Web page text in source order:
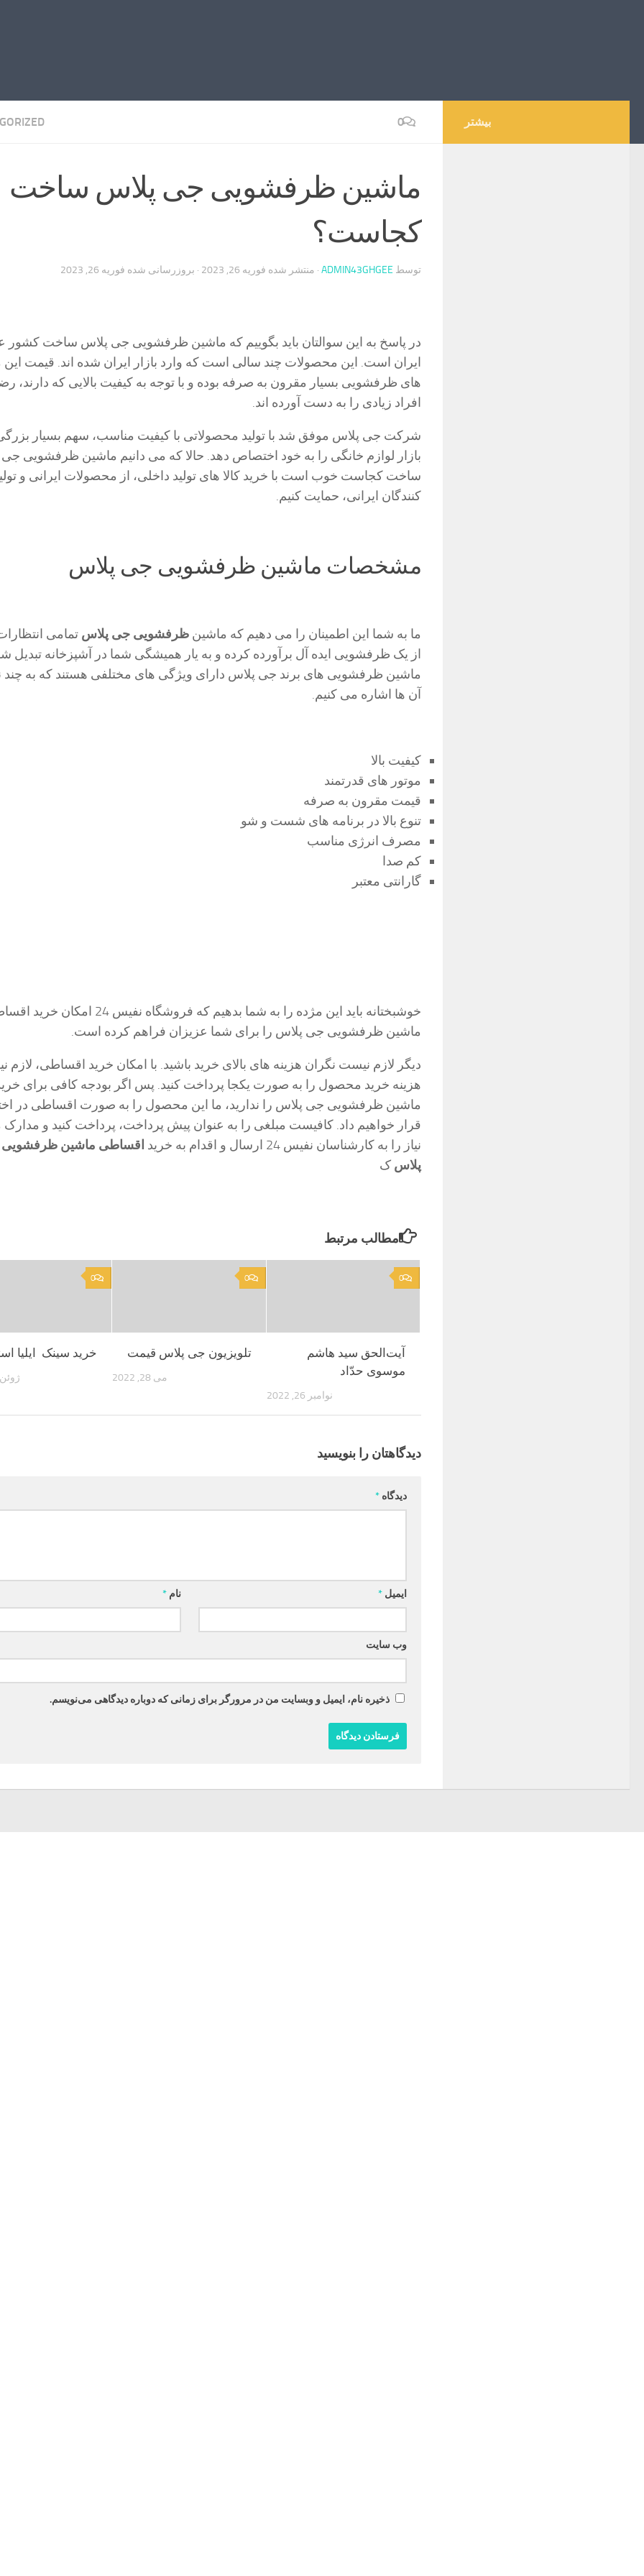
0
ماشین ظرفشویی جی پلاس ساخت
کجاست؟
توسط ADMIN43GHGEE · منتشر شده فوریه 26, 2023 · بروزرسانی شده فوریه 26, 2023
در پاسخ به این سوالتان باید بگوییم که ماشین ظرفشویی جی پلاس ساخت کشور
ایران است. این محصولات چند سالی است که وارد بازار ایران شده اند. قیمت
های ظرفشویی بسیار مقرون به صرفه بوده و با توجه به کیفیت بالایی که دارند،
افراد زیادی را به دست آورده اند.
شرکت جی پلاس موفق شد با تولید محصولاتی با کیفیت مناسب، سهم بسیار
بازار لوازم خانگی را به خود اختصاص دهد. حالا که می دانیم ماشین ظرفشویی
ساخت کجاست خوب است با خرید کالا های تولید داخلی، از محصولات ایرانی و
کنندگان ایرانی، حمایت کنیم.
مشخصات ماشین ظرفشویی جی پلاس
ما به شما این اطمینان را می دهیم که ماشین ظرفشویی جی پلاس تمامی
از یک ظرفشویی ایده آل برآورده کرده و به یار همیشگی شما در آشپزخانه تبدیل
ماشین ظرفشویی های برند جی پلاس دارای ویژگی های مختلفی هستند که به چند
آن ها اشاره می کنیم.
کیفیت بالا
موتور های قدرتمند
قیمت مقرون به صرفه
تنوع بالا در برنامه های شست و شو
مصرف انرژی مناسب
کم صدا
گارانتی معتبر
خوشبختانه باید این مژده را به شما بدهیم که فروشگاه نفیس 24
ماشین ظرفشویی جی پلاس را برای شما عزیزان فراهم کرده است.
دیگر لازم نیست نگران هزینه های بالای خرید باشید. با امکان خرید اقساطی، لازم
هزینه خرید محصول را به صورت یکجا پرداخت کنید. پس اگر بودجه کافی برای
ماشین ظرفشویی جی پلاس را ندارید، ما این محصول را به صورت اقساطی در
قرار خواهیم داد. کافیست مبلغی را به عنوان پیش پرداخت، پرداخت کنید و مدارک
نیاز را به کارشناسان نفیس 24 ارسال و اقدام به خرید
اقساطی ماشین
پلاس ک
مطالب مرتبط
0
خرید سینک ایلیا
ژوئن 18,
0
تلویزیون جی پلاس قیمت
می 28, 2022
0
آیت‌الحق سید هاشم
موسوی حدّاد
نوامبر 26, 2022
دیدگاهتان را بنویسید
دیدگاه *
نام* ایمیل *
وب‌ سایت
ذخیره نام، ایمیل و وبسایت من در مرورگر برای زمانی که دوباره دیدگاهی می‌نویسم.
بیشتر